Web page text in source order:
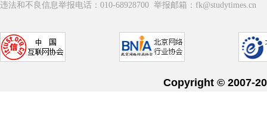
违法和不良信息举报电话：010-68928700 举报邮箱：fk@studytimes.cn
Copyright © 2007-